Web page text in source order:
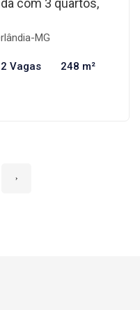
com 3 quartos,
MG
2 Vagas 248 m²
›